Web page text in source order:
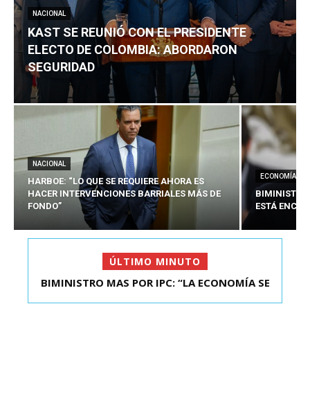
NACIONAL
KAST SE REUNIÓ CON EL PRESIDENTE
ELECTO DE COLOMBIA: ABORDARON
SEGURIDAD
NACIONAL
HARBOE: “LO QUE SE REQUIERE AHORA ES
HACER INTERVENCIONES BARRIALES MÁS DE
FONDO”
ECONOMÍA
BIMINISTRO
ESTÁ
ÚLTIMO MINUTO
BIMINISTRO MAS POR IPC: “LA ECONOMÍA SE